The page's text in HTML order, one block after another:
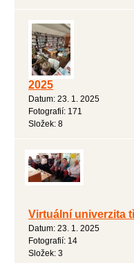
2025
Datum: 23. 1. 2025
Fotografií: 171
Složek: 8
Virtuální univerzita
Datum: 23. 1. 2025
Fotografií: 14
Složek: 3